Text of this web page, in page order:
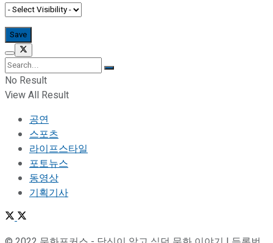
View All Result
No Result
View All Result
공연
스포츠
라이프스타일
포토뉴스
동영상
기획기사